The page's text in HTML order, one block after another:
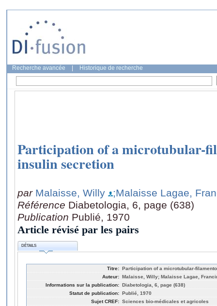
Recherche avancée Historique de recherche
Participation of a microtubular-
insulin secretion
par Malaisse, Willy
;Malaisse Lagae,
Référence Diabetologia, 6, page (638)
Publication Publié, 1970
Article révisé par les pairs
DÉTAILS
Titre: Participation of a microtubular-
Auteur: Malaisse, Willy; Malaisse Lagae,
Informations sur la publication: Diabetologia, 6, page (638)
Statut de publication: Publié, 1970
Sujet CREF: Sciences bio-médicales et agricoles